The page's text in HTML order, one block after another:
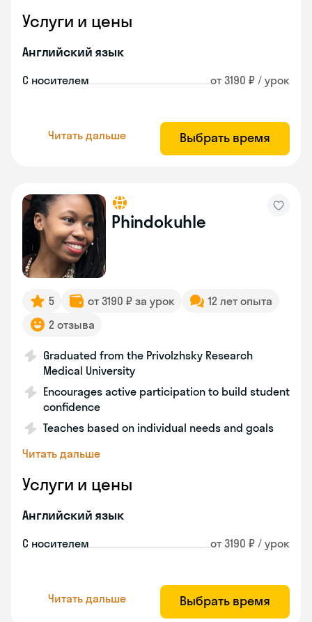
Услуги и цены
Английский язык
С носителем от 3190 ₽ / урок
Читать дальше Выбрать время
Phindokuhle
5 от 3190 ₽ за урок
12 лет опыта
2 отзыва
Graduated from the Privolzhsky Research
Medical University
Encourages active participation to build student
confidence
Teaches based on individual needs and goals
Читать дальше
Услуги и цены
Английский язык
С носителем от 3190 ₽ / урок
Читать дальше Выбрать время